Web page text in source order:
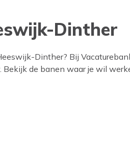
Dinther
Dinther? Bij
. Bekijk de banen waar je wil